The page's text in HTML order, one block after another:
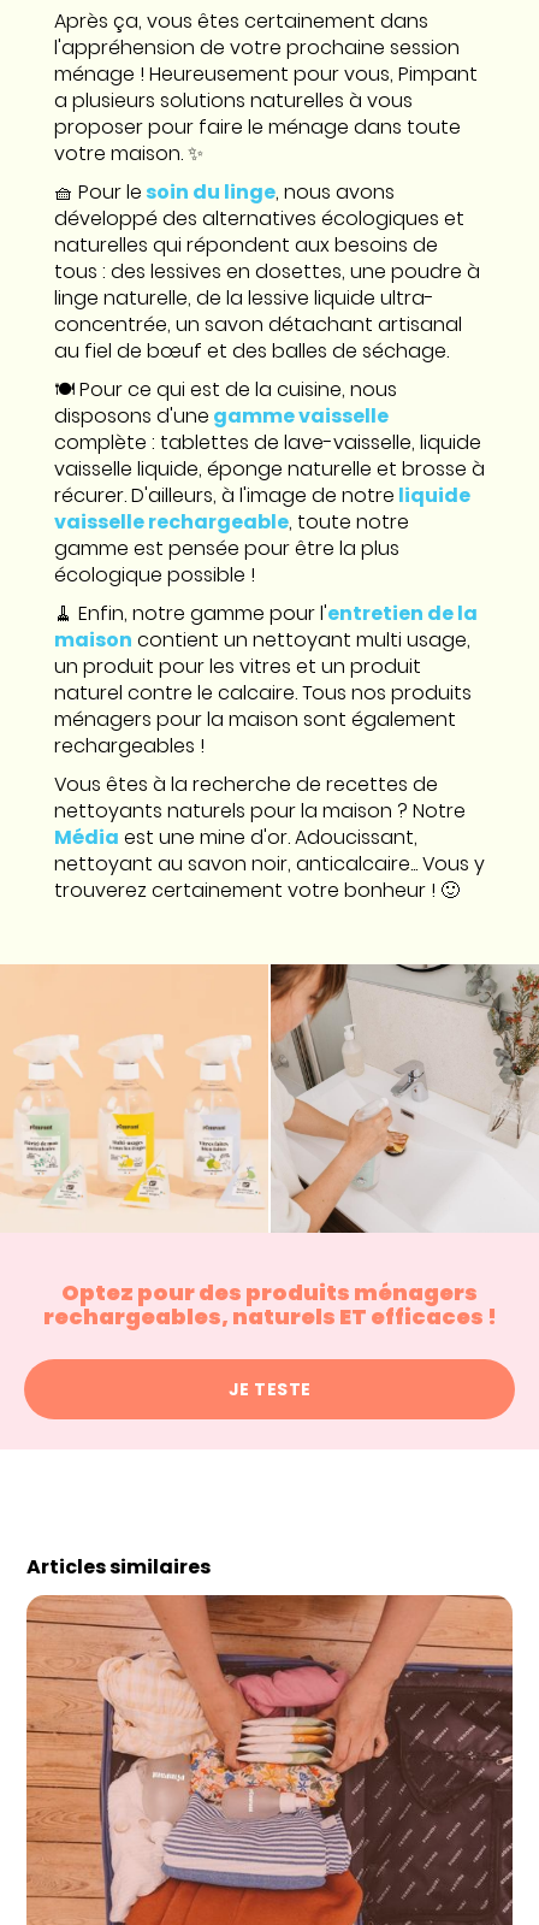
Après ça, vous êtes certainement dans
l'appréhension de votre prochaine session
ménage ! Heureusement pour vous, Pimpant
a plusieurs solutions naturelles à vous
proposer pour faire le ménage dans toute
votre maison. ✨
🧺 Pour le soin du linge, nous avons
développé des alternatives écologiques et
naturelles qui répondent aux besoins de
tous : des lessives en dosettes, une poudre à
linge naturelle, de la lessive liquide ultra-
concentrée, un savon détachant artisanal
au fiel de bœuf et des balles de séchage.
🍽️ Pour ce qui est de la cuisine, nous
disposons d'une gamme vaisselle
complète : tablettes de lave-vaisselle, liquide
vaisselle liquide, éponge naturelle et brosse à
récurer. D'ailleurs, à l'image de notre liquide
vaisselle rechargeable, toute notre
gamme est pensée pour être la plus
écologique possible !
🧹 Enfin, notre gamme pour l'entretien de la
maison contient un nettoyant multi usage,
un produit pour les vitres et un produit
naturel contre le calcaire. Tous nos produits
ménagers pour la maison sont également
rechargeables !
Vous êtes à la recherche de recettes de
nettoyants naturels pour la maison ? Notre
Média est une mine d'or. Adoucissant,
nettoyant au savon noir, anticalcaire... Vous y
trouverez certainement votre bonheur ! 🙂
Optez pour des produits ménagers
rechargeables, naturels ET efficaces !
JE TESTE
Articles similaires